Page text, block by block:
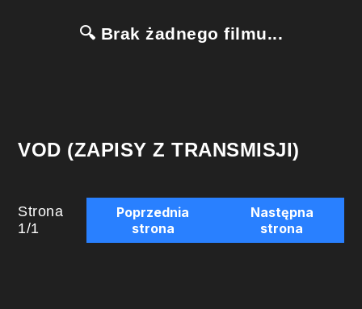
🔍 Brak żadnego filmu...
VOD (ZAPISY Z TRANSMISJI)
Strona
1/1
Poprzednia
strona
Następna
strona